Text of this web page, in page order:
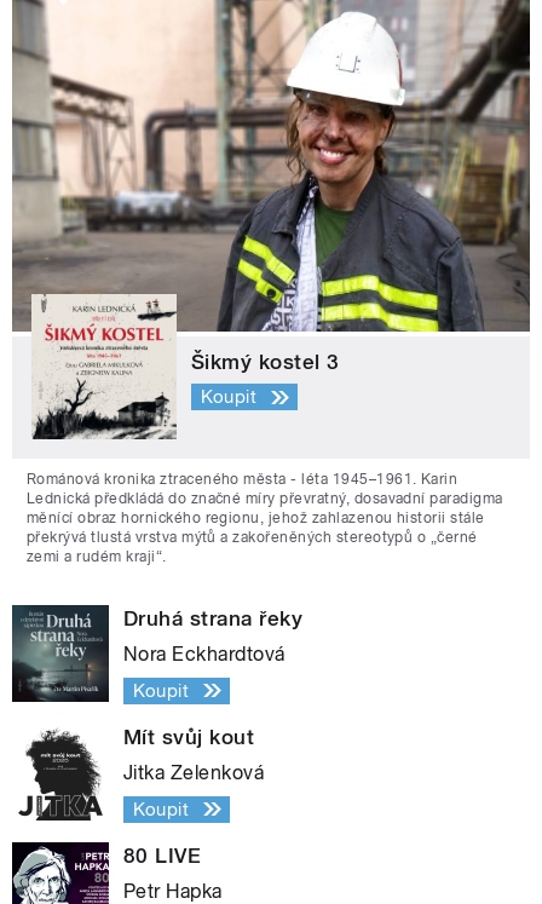
Šikmý kostel 3
Koupit
Románová kronika ztraceného města - léta 1945–1961. Karin
Lednická předkládá do značné míry převratný, dosavadní paradigma
měnící obraz hornického regionu, jehož zahlazenou historii stále
překrývá tlustá vrstva mýtů a zakořeněných stereotypů o „černé
zemi a rudém kraji“.
Druhá strana řeky
Nora Eckhardtová
Koupit
Mít svůj kout
Jitka Zelenková
Koupit
80 LIVE
Petr Hapka